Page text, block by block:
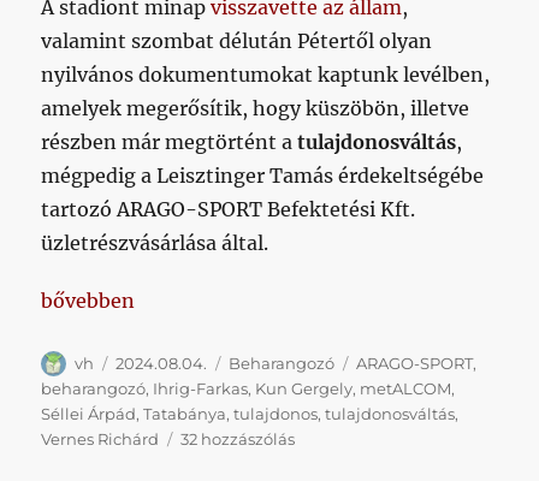
A stadiont minapvisszavette az állam,
valamint szombat délután Pétertől olyan
nyilvános dokumentumokat kaptunk levélben,
amelyek megerősítik, hogy küszöbön, illetve
részben már megtörtént atulajdonosváltás,
mégpedig a Leisztinger Tamás érdekeltségébe
tartozó ARAGO-SPORT Befektetési Kft.
üzletrészvásárlása által.
„Két tulaj között félúton”
bővebben
Szerző
vh Közzétéve
2024.08.04. Kategória
Beharangozó Címke
ARAGO-SPORT,
beharangozó, Ihrig-Farkas, Kun Gergely, metALCOM,
Séllei Árpád,Tatabánya,tulajdonos,tulajdonosváltás,
Vernes Richárd
32 hozzászólásKét